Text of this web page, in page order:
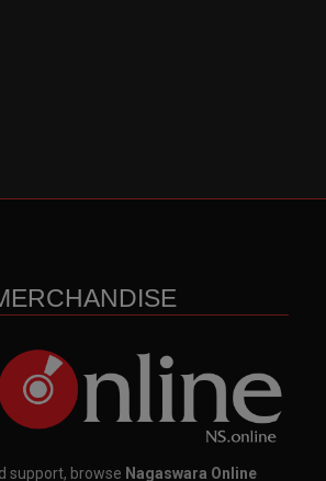
support, browse Nagaswara Online